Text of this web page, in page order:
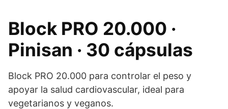
Block PRO 20.000 ·
Pinisan · 30 cápsulas
Block PRO 20.000 para controlar el peso y
apoyar la salud cardiovascular, ideal para
vegetarianos y veganos.